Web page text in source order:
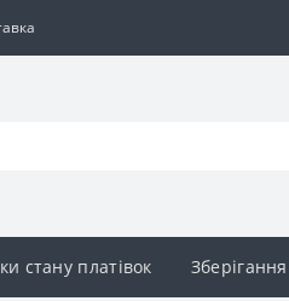
стану платівок